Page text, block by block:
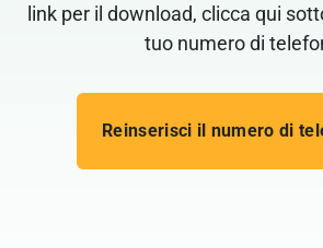
link per il download, clicca qui
tuo numero di
Reinserisci il numero di